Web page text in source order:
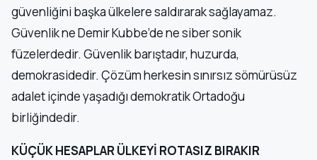
güvenliğini başka ülkelere saldırarak sağlayamaz.
Güvenlik ne Demir Kubbe’de ne siber sonik
füzelerdedir. Güvenlik barıştadır, huzurda,
demokrasidedir. Çözüm herkesin sınırsız sömürüsüz
adalet içinde yaşadığı demokratik Ortadoğu
birliğindedir.
KÜÇÜK HESAPLAR ÜLKEYİ ROTASIZ BIRAKIR